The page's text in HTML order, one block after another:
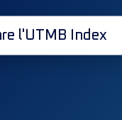
l'UTMB Index